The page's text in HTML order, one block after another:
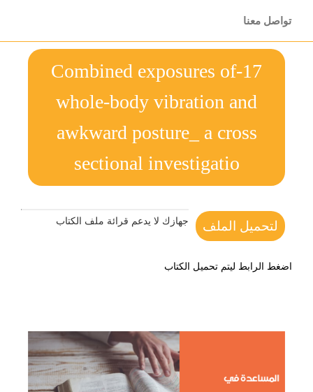
تواصل معنا
17-Combined exposures of
whole-body vibration and
awkward posture_ a cross
sectional investigatio
لتحميل الملف جهازك لا يدعم قرائة ملف الكتاب
اضغط الرابط ليتم تحميل الكتاب